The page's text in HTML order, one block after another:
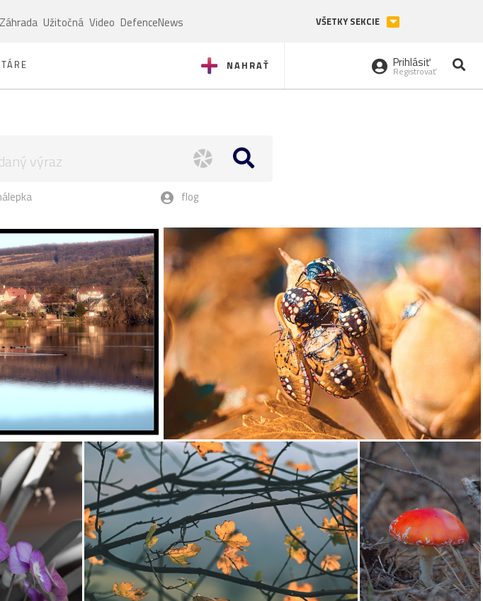
Záhrada Užitočná Video DefenceNews VŠETKY SEKCIE
NAHRAŤ Prihlásiť
Registrovať
flog